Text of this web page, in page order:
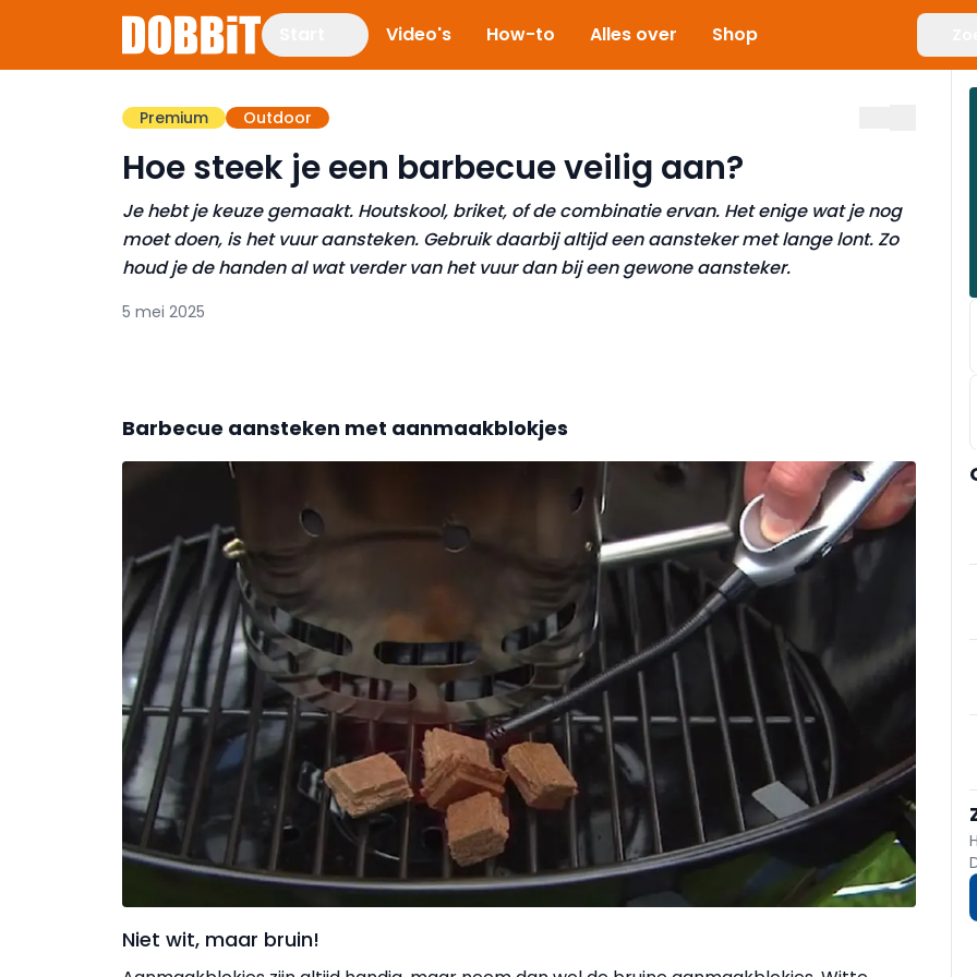
Video's How-to Alles over Shop
Premium Outdoor
Hoe steek je een barbecue veilig aan?
Je hebt je keuze gemaakt. Houtskool, briket, of de combinatie ervan. Het enige wat je nog
moet doen, is het vuur aansteken. Gebruik daarbij altijd een aansteker met lange lont. Zo
houd je de handen al wat verder van het vuur dan bij een gewone aansteker.
5 mei 2025
Barbecue aansteken met aanmaakblokjes
Niet wit, maar bruin!